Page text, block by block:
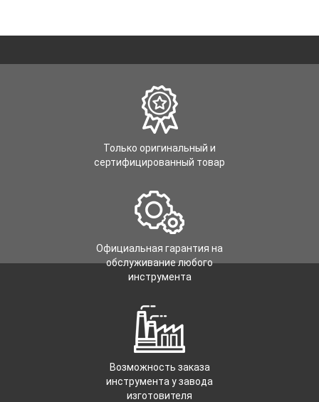
Только оригинальный и
сертифицированный товар
Официальная гарантия на
обслуживание любого
инструмента
Возможность заказа
инструмента у завода
изготовителя